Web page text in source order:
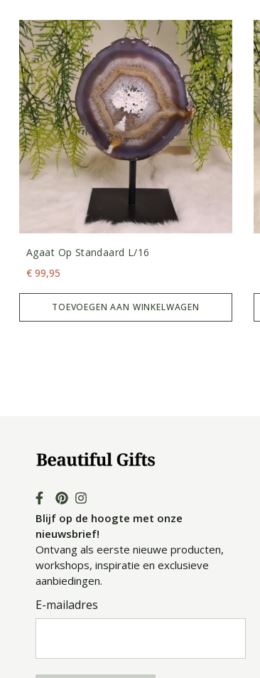
Agaat Op Standaard L/16
€ 99,95
TOEVOEGEN AAN WINKELWAGEN
Blijf op de hoogte met onze
nieuwsbrief!
Ontvang als eerste nieuwe producten,
workshops, inspiratie en exclusieve
aanbiedingen.
E-mailadres